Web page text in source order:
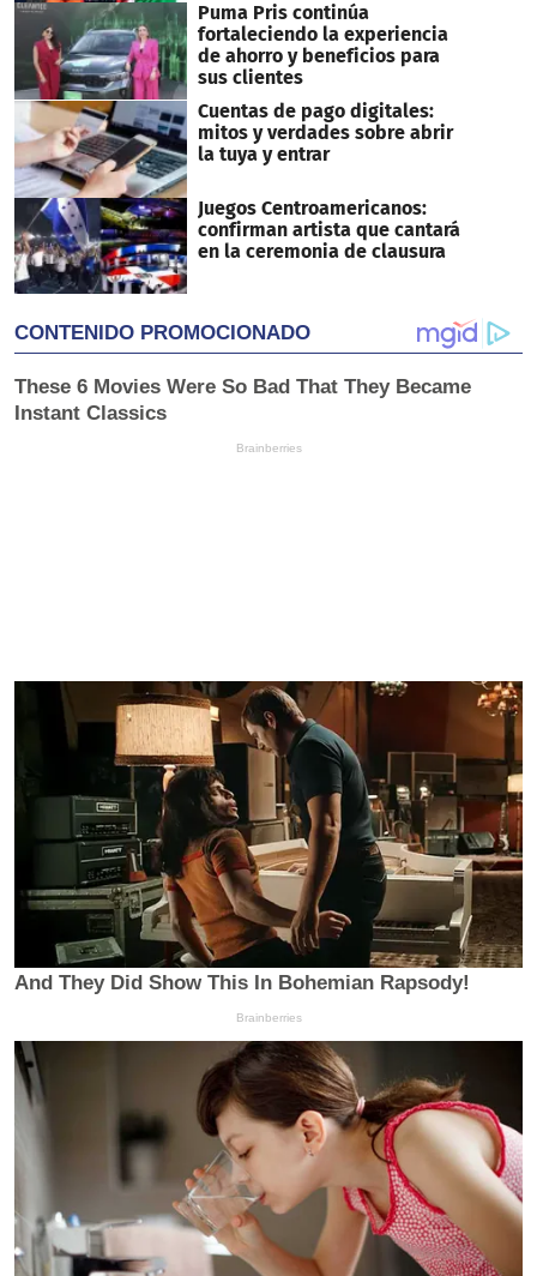
Puma Pris continúa
fortaleciendo la experiencia
de ahorro y beneficios para
sus clientes
Cuentas de pago digitales:
mitos y verdades sobre abrir
la tuya y entrar
Juegos Centroamericanos:
confirman artista que cantará
en la ceremonia de clausura